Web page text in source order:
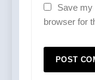
Save my
browser for